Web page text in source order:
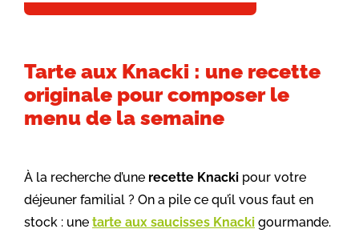
Tarte aux Knacki : une recette
originale pour composer le
menu de la semaine
À la recherche d’une recette Knacki pour votre
déjeuner familial ? On a pile ce qu’il vous faut en
stock : une tarte aux saucisses Knacki gourmande.